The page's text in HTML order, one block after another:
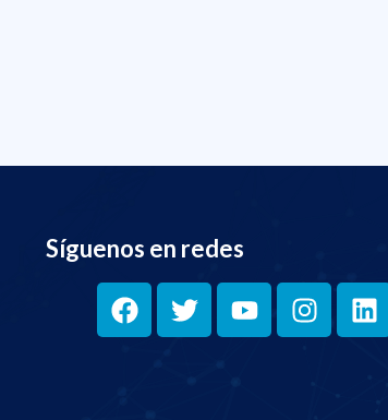
Síguenos en redes